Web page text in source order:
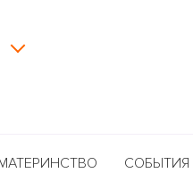
СОБЫТИЯ